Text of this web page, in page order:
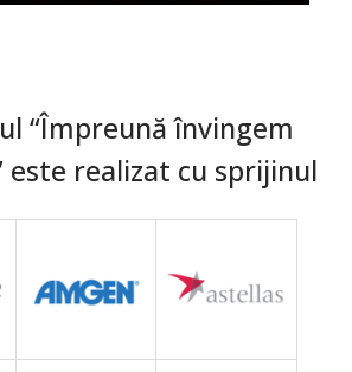
“Împreună învingem
este realizat cu sprijinul